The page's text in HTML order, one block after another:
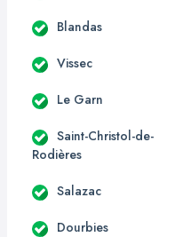
Blandas
Vissec
Le Garn
Saint-Christol-de-
Rodières
Salazac
Dourbies